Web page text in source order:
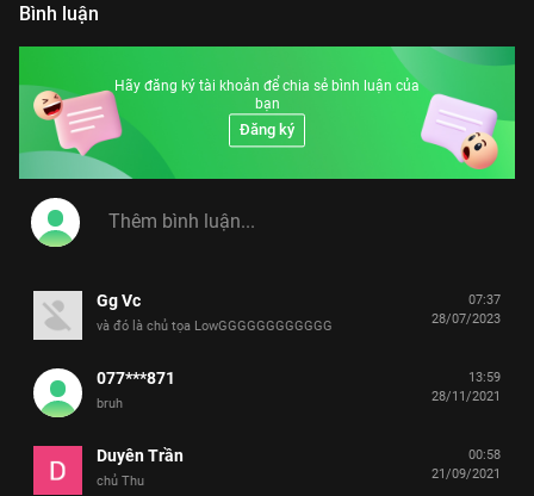
Bình luận
Hãy đăng ký tài khoản để chia sẻ bình luận của
bạn
Đăng ký
Gg Vc
và đó là chủ tọa LowGGGGGGGGGGGG
07:37
28/07/2023
077***871
bruh
13:59
28/11/2021
Duyên Trần
chủ Thu
00:58
21/09/2021